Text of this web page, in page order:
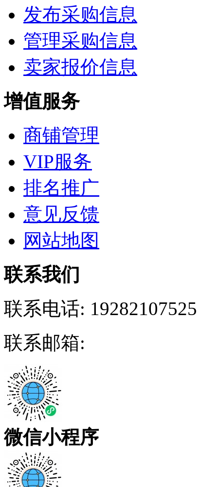
发布采购信息
管理采购信息
卖家报价信息
增值服务
商铺管理
VIP服务
排名推广
意见反馈
网站地图
联系我们
联系电话: 19282107525
联系邮箱:
微信小程序